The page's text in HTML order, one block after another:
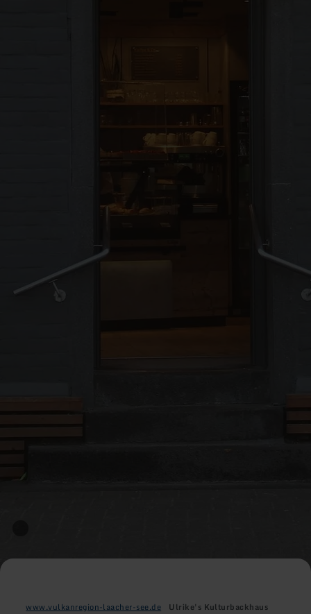
www.vulkanregion-laacher-see.de Ulrike's Kulturbackhaus